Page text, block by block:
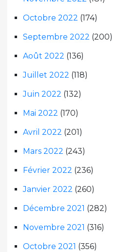
Octobre 2022 (174)
Septembre 2022 (200)
Août 2022 (136)
Juillet 2022 (118)
Juin 2022 (132)
Mai 2022 (170)
Avril 2022 (201)
Mars 2022 (243)
Février 2022 (236)
Janvier 2022 (260)
Décembre 2021 (282)
Novembre 2021 (316)
Octobre 2021 (356)